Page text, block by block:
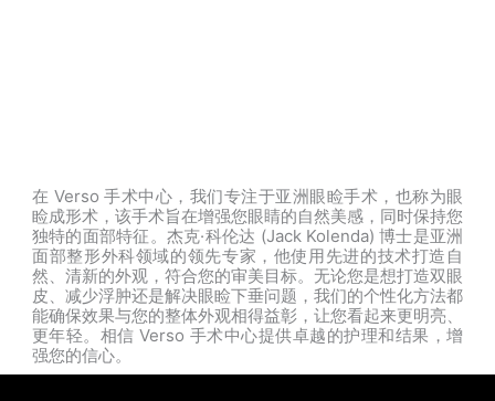
在 Verso 手术中心，我们专注于亚洲眼睑手术，也称为眼
睑成形术，该手术旨在增强您眼睛的自然美感，同时保持您
独特的面部特征。杰克·科伦达 (Jack Kolenda) 博士是亚洲
面部整形外科领域的领先专家，他使用先进的技术打造自
然、清新的外观，符合您的审美目标。无论您是想打造双眼
皮、减少浮肿还是解决眼睑下垂问题，我们的个性化方法都
能确保效果与您的整体外观相得益彰，让您看起来更明亮、
更年轻。相信 Verso 手术中心提供卓越的护理和结果，增
强您的信心。